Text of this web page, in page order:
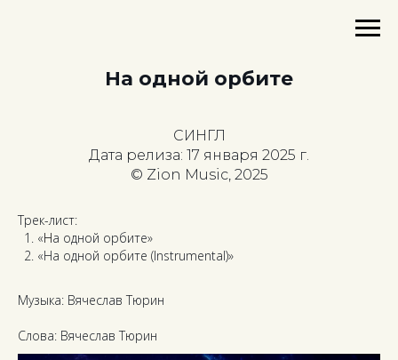
На одной орбите
СИНГЛ
Дата релиза: 17 января 2025 г.
© Zion Music, 2025
Трек-лист:
«На одной орбите»
«На одной орбите (Instrumental)»
Музыка: Вячеслав Тюрин
Слова: Вячеслав Тюрин